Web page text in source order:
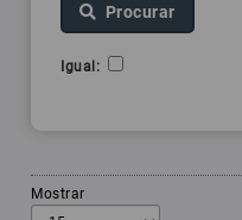
Procurar
Igual:
Mostrar